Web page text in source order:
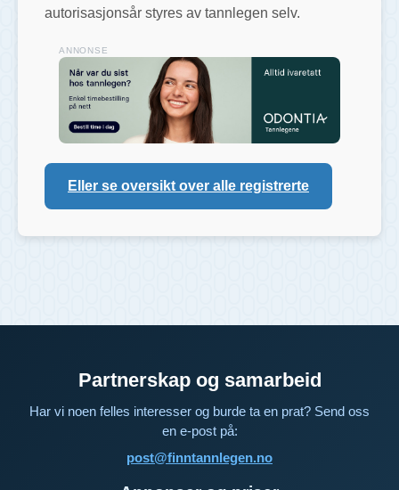
autorisasjonsår styres av tannlegen selv.
ANNONSE
Eller se oversikt over alle registrerte
Partnerskap og samarbeid
Har vi noen felles interesser og burde ta en prat? Send oss
en e-post på:
post@finntannlegen.no